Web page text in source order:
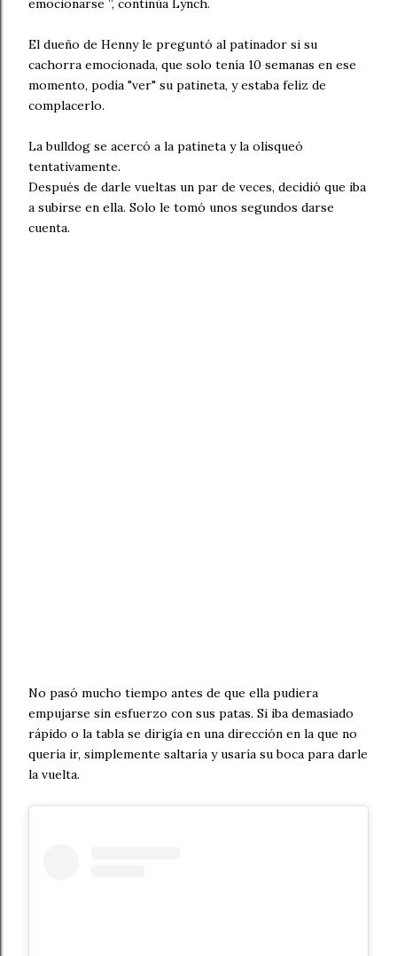
emocionarse ”, continúa Lynch.
El dueño de Henny le preguntó al patinador si su
cachorra emocionada, que solo tenía 10 semanas en ese
momento, podía "ver" su patineta, y estaba feliz de
complacerlo.
La bulldog se acercó a la patineta y la olisqueó
tentativamente.
Después de darle vueltas un par de veces, decidió que iba
a subirse en ella. Solo le tomó unos segundos darse
cuenta.
No pasó mucho tiempo antes de que ella pudiera
empujarse sin esfuerzo con sus patas. Si iba demasiado
rápido o la tabla se dirigía en una dirección en la que no
quería ir, simplemente saltaría y usaría su boca para darle
la vuelta.